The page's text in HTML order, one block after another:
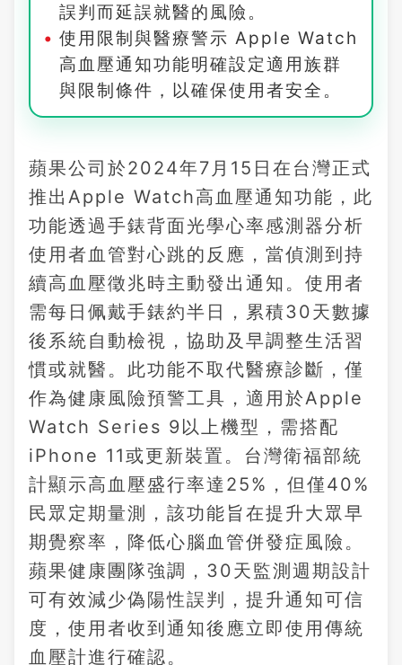
誤判而延誤就醫的風險。
使用限制與醫療警示 Apple Watch
高血壓通知功能明確設定適用族群
與限制條件，以確保使用者安全。
蘋果公司於2024年7月15日在台灣正式
推出Apple Watch高血壓通知功能，此
功能透過手錶背面光學心率感測器分析
使用者血管對心跳的反應，當偵測到持
續高血壓徵兆時主動發出通知。使用者
需每日佩戴手錶約半日，累積30天數據
後系統自動檢視，協助及早調整生活習
慣或就醫。此功能不取代醫療診斷，僅
作為健康風險預警工具，適用於Apple
Watch Series 9以上機型，需搭配
iPhone 11或更新裝置。台灣衛福部統
計顯示高血壓盛行率達25%，但僅40%
民眾定期量測，該功能旨在提升大眾早
期覺察率，降低心腦血管併發症風險。
蘋果健康團隊強調，30天監測週期設計
可有效減少偽陽性誤判，提升通知可信
度，使用者收到通知後應立即使用傳統
血壓計進行確認。